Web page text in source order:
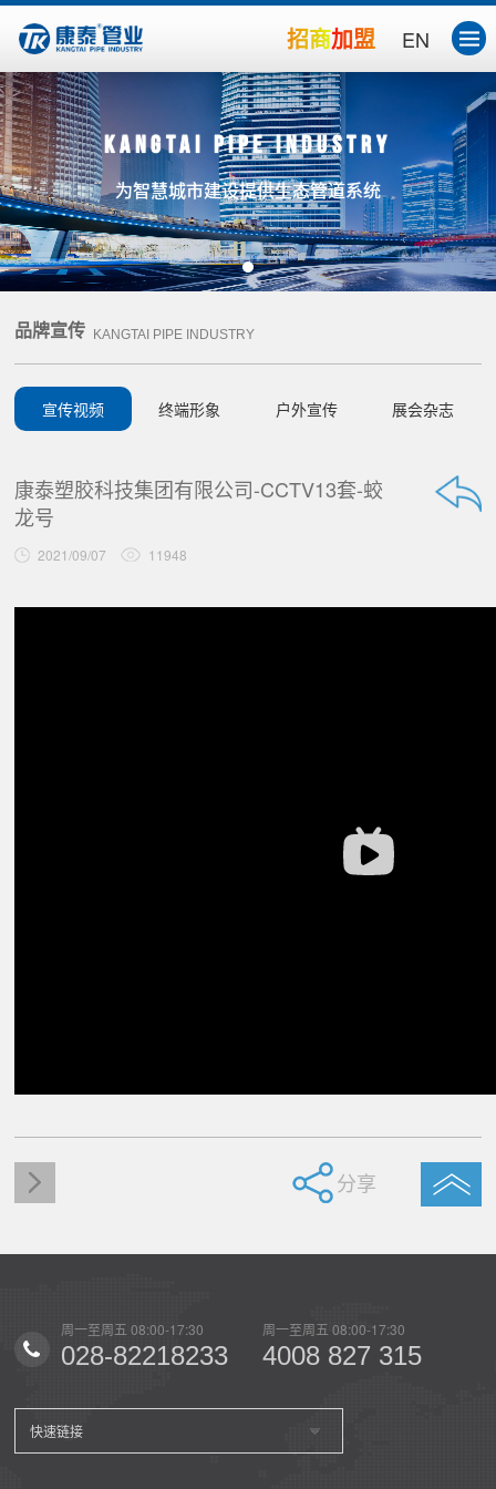
EN
招商加盟
Kangtai Pipe Industry
为智慧城市建设提供生态管道系统
品牌宣传 KANGTAI PIPE INDUSTRY
宣传视频 终端形象 户外宣传 展会杂志
康泰塑胶科技集团有限公司-CCTV13套-蛟
龙号
2021/09/07 11948
分享
周一至周五 08:00-17:30
028-82218233
周一至周五 08:00-17:30
4008 827 315
快速链接